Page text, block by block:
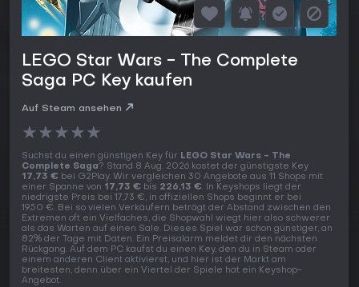
LEGO Star Wars - The Complete
Saga PC Key kaufen
Auf Steam ansehen
★★★★★
Suchst du einen günstigen Key für LEGO Star Wars - The
Complete Saga? Stand 8 Aug. 2026 kostet der günstigste Key
17,73 € bei G2Play. Wir vergleichen 30 Angebote aus 11 Shops mit
einer Spanne von 17,73 € bis 226,13 €. In Keyshops liegt der
niedrigste Preis bei 17,73 €, in offiziellen Shops beginnt er bei
19,50 €. Bei so vielen Verkäufern beträgt der Abstand zwischen den
Extremen oft ein Vielfaches, die Shopwahl wiegt hier also schwerer
als das Warten auf einen Sale. Dieses Spiel war schon günstiger, an
82% der Tage mit Daten. Ein Preisalarm meldet dir den nächsten
Rückgang. Auf dem PC kaufst du einen Key, den du in Steam oder
einem anderen Client aktivierst, und hier ist der Markt am
breitesten, denn über ein Viertel der Spiele hat ein Keyshop-
Angebot.